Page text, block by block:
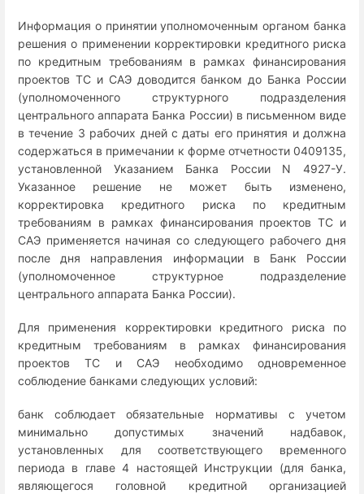
Информация о принятии уполномоченным органом банка
решения о применении корректировки кредитного риска
по кредитным требованиям в рамках финансирования
проектов ТС и САЭ доводится банком до Банка России
(уполномоченного структурного подразделения
центрального аппарата Банка России) в письменном виде
в течение 3 рабочих дней с даты его принятия и должна
содержаться в примечании к форме отчетности 0409135,
установленной Указанием Банка России N 4927-У.
Указанное решение не может быть изменено,
корректировка кредитного риска по кредитным
требованиям в рамках финансирования проектов ТС и
САЭ применяется начиная со следующего рабочего дня
после дня направления информации в Банк России
(уполномоченное структурное подразделение
центрального аппарата Банка России).
Для применения корректировки кредитного риска по
кредитным требованиям в рамках финансирования
проектов ТС и САЭ необходимо одновременное
соблюдение банками следующих условий:
банк соблюдает обязательные нормативы с учетом
минимально допустимых значений надбавок,
установленных для соответствующего временного
периода в главе 4 настоящей Инструкции (для банка,
являющегося головной кредитной организацией